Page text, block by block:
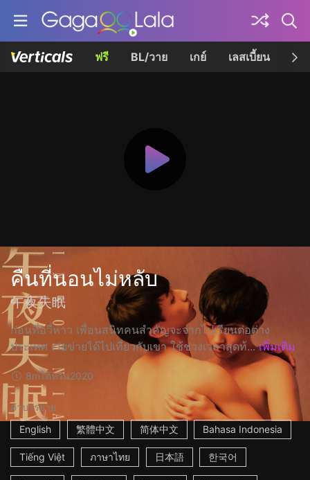
ฟรี BL/วาย เกย์ เลสเบี้ยน เค
คืนที่นอนไม่หลับ
午夜失眠
ก่อนที่อวี่หาว เพื่อนสนิทคนสำคัญจะจากไปเรียนต่อต่าง
ประเทศ เว่ยข่ายได้ไปเที่ยวกับเขา ใช้ช่วงเวลาสุดท้... เพิ่มเติม
8mไต้หวัน2020
คำบรรยาย
English
繁體中文 简体中文 Bahasa Indonesia
Tiếng Việt ภาษาไทย 日本語 한국어